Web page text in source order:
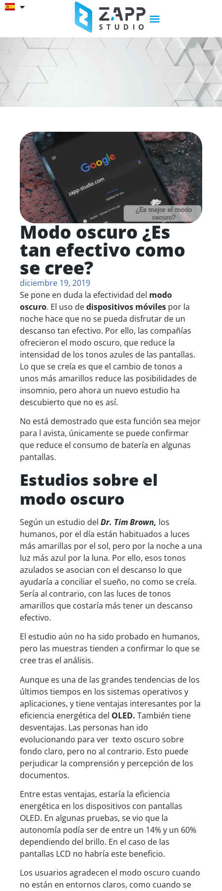
Modo oscuro ¿Es
tan efectivo como
se cree?
diciembre 19, 2019
Se pone en duda la efectividad del modo
oscuro. El uso dedispositivos móviles por la
noche hace que no se pueda disfrutar de un
descanso tan efectivo. Por ello, las compañías
ofrecieron el modo oscuro, que reduce la
intensidad de los tonos azules de las pantallas.
Lo que se creía es que el cambio de tonos a
unos más amarillos reduce las posibilidades de
insomnio, pero ahora un nuevo estudio ha
descubierto que no es así.
No está demostrado que esta función sea mejor
para l avista, únicamente se puede confirmar
que reduce el consumo de batería en algunas
pantallas.
Estudios sobre el
modo oscuro
Según un estudio del Dr. Tim Brown, los
humanos, por el día están habituados a luces
más amarillas por el sol, pero por la noche a una
luz más azul por la luna. Por ello, esos tonos
azulados se asocian con el descanso lo que
ayudaría a conciliar el sueño, no como se creía.
Sería al contrario, con las luces de tonos
amarillos que costaría más tener un descanso
efectivo.
El estudio aún no ha sido probado en humanos,
pero las muestras tienden a confirmar lo que se
cree tras el análisis.
Aunque es una de las grandes tendencias de los
últimos tiempos en los sistemas operativos y
aplicaciones, y tiene ventajas interesantes por la
eficiencia energética del OLED. También tiene
desventajas. Las personas han ido
evolucionando para ver texto oscuro sobre
fondo claro, pero no al contrario. Esto puede
perjudicar la comprensión y percepción de los
documentos.
Entre estas ventajas, estaría la eficiencia
energética en los dispositivos con pantallas
OLED. En algunas pruebas, se vio que la
autonomía podía ser de entre un 14% y un 60%
dependiendo del brillo. En el caso de las
pantallas LCD no habría este beneficio.
Los usuarios agradecen el modo oscuro cuando
no están en entornos claros, como cuando se